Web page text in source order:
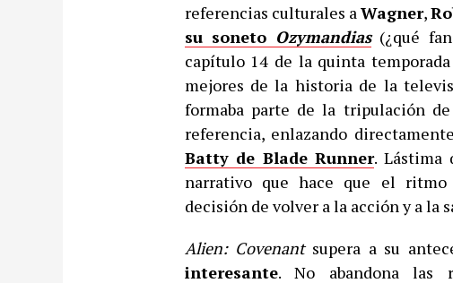
referencias culturales aWagner,
su soneto Ozymandias(¿qué
capítulo 14 de la quinta
mejores de la historia de la
formaba parte de la tripulación
referencia, enlazando
Batty de Blade Runner. Lástima
narrativo que hace que el ritmo
decisión de volver a la acción y a la
Alien: Covenantsupera a su
interesante. No abandona las